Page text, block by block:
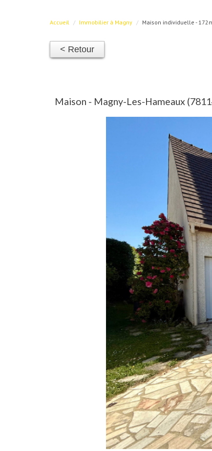
Accueil Immobilier à Magny Maison individuelle -
< Retour
Maison - Magny-Les-Hameaux